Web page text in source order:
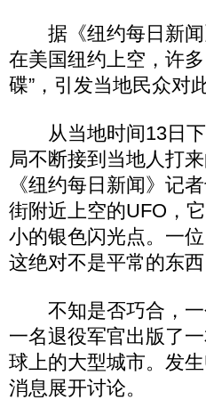
据《纽约每日新闻
在美国纽约上空，许
碟”，引发当地民众对
从当地时间13日下
局不断接到当地人打
《纽约每日新闻》记
街附近上空的UFO，
小的银色闪光点。一
这绝对不是平常的东
不知是否巧合，一
一名退役军官出版了
球上的大型城市。发
消息展开讨论。